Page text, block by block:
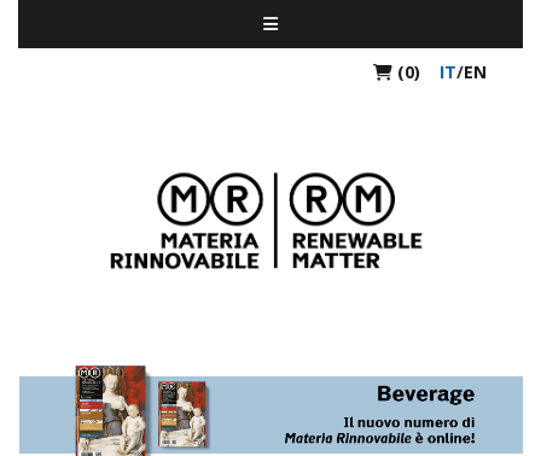
(0) IT/EN